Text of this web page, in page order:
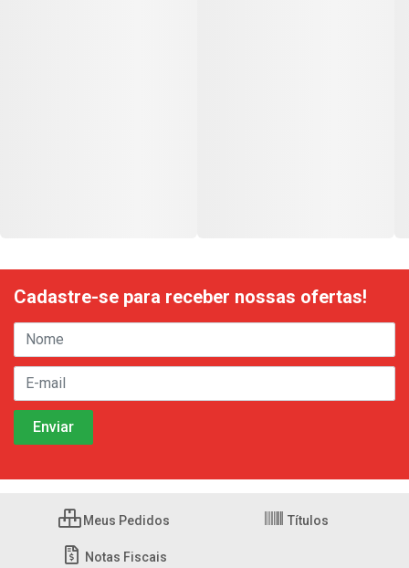
Cadastre-se para receber nossas ofertas!
Meus Pedidos Títulos
Notas Fiscais